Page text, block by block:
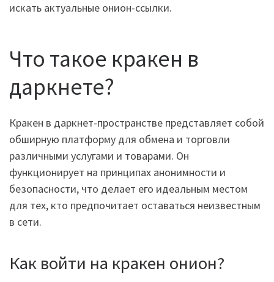
искать актуальные онион-ссылки.
Что такое кракен в
даркнете?
Кракен в даркнет-пространстве представляет собой
обширную платформу для обмена и торговли
различными услугами и товарами. Он
функционирует на принципах анонимности и
безопасности, что делает его идеальным местом
для тех, кто предпочитает оставаться неизвестным
в сети.
Как войти на кракен онион?